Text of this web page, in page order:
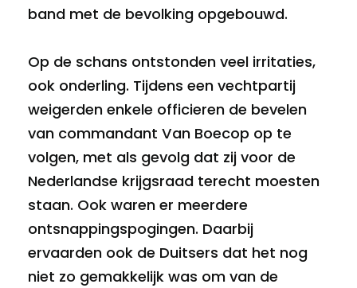
band met de bevolking opgebouwd.
Op de schans ontstonden veel irritaties,
ook onderling. Tijdens een vechtpartij
weigerden enkele officieren de bevelen
van commandant Van Boecop op te
volgen, met als gevolg dat zij voor de
Nederlandse krijgsraad terecht moesten
staan. Ook waren er meerdere
ontsnappingspogingen. Daarbij
ervaarden ook de Duitsers dat het nog
niet zo gemakkelijk was om van de